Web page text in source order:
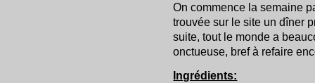
On commence la semaine
trouvée sur le site un dîner
suite, tout le monde a
onctueuse, bref à refaire
Ingrédients: